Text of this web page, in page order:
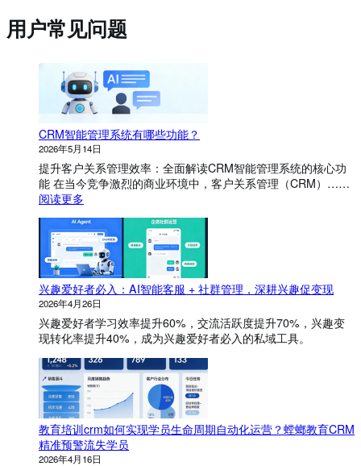
用户常见问题
CRM智能管理系统有哪些功能？
2026年5月14日
提升客户关系管理效率：全面解读CRM智能管理系统的核心功
能 在当今竞争激烈的商业环境中，客户关系管理（CRM）……
阅读更多
R
M
智
能
管
理
系
统
哪
些
功
能
？
兴趣爱好者必入：AI智能客服 + 社群管理，深耕兴趣促变现
2026年4月26日
兴趣爱好者学习效率提升60%，交流活跃度提升70%，兴趣变
现转化率提升40%，成为兴趣爱好者必入的私域工具。
教育培训crm如何实现学员生命周期自动化运营？螳螂教育CRM
精准预警流失学员
2026年4月16日